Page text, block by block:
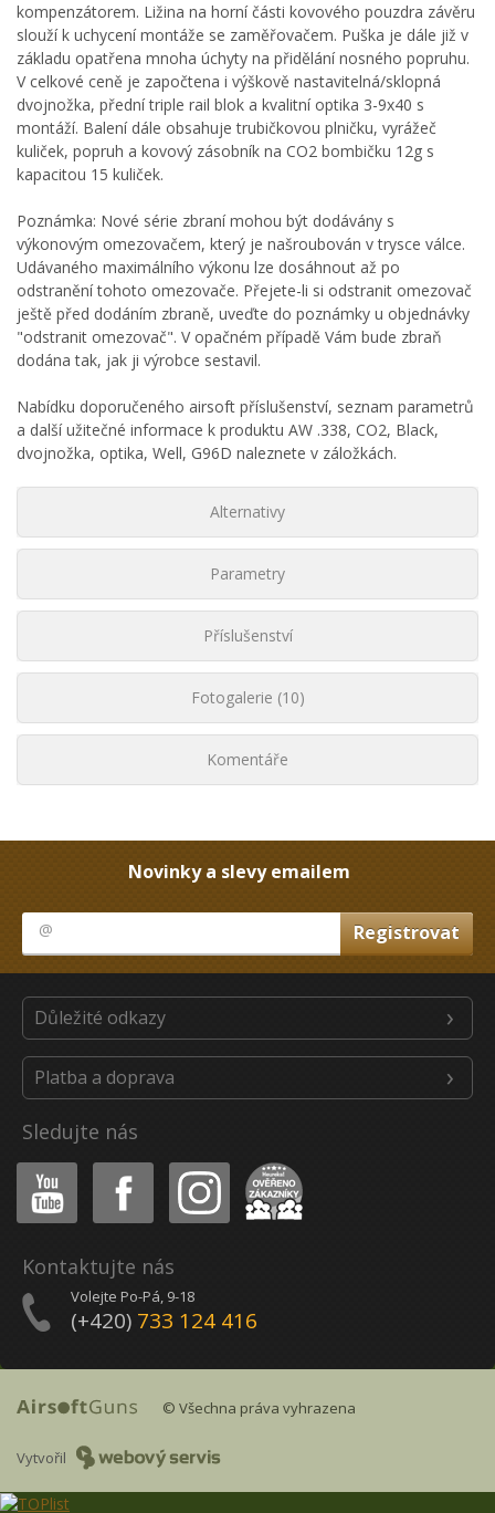
kompenzátorem. Ližina na horní části kovového pouzdra závěru
slouží k uchycení montáže se zaměřovačem. Puška je dále již v
základu opatřena mnoha úchyty na přidělání nosného popruhu.
V celkové ceně je započtena i výškově nastavitelná/sklopná
dvojnožka, přední triple rail blok a kvalitní optika 3-9x40 s
montáží. Balení dále obsahuje trubičkovou plničku, vyrážeč
kuliček, popruh a kovový zásobník na CO2 bombičku 12g s
kapacitou 15 kuliček.
Poznámka: Nové série zbraní mohou být dodávány s
výkonovým omezovačem, který je našroubován v trysce válce.
Udávaného maximálního výkonu lze dosáhnout až po
odstranění tohoto omezovače. Přejete-li si odstranit omezovač
ještě před dodáním zbraně, uveďte do poznámky u objednávky
"odstranit omezovač". V opačném případě Vám bude zbraň
dodána tak, jak ji výrobce sestavil.
Nabídku doporučeného airsoft příslušenství, seznam parametrů
a další užitečné informace k produktu AW .338, CO2, Black,
dvojnožka, optika, Well, G96D naleznete v záložkách.
Alternativy
Parametry
Příslušenství
Fotogalerie (10)
Komentáře
Novinky a slevy emailem
Důležité odkazy
Platba a doprava
Sledujte nás
Youtube Facebook Instagram Heureka
Kontaktujte nás
Volejte Po-Pá, 9-18
(+420) 733 124 416
© Všechna práva vyhrazena
Vytvořil